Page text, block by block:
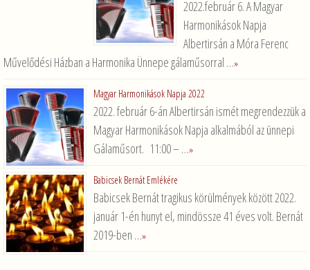
2022.február 6. A Magyar
Harmonikások Napja
Albertirsán a Móra Ferenc
Művelődési Házban a Harmonika Ünnepe gálaműsorral …»
Magyar Harmonikások Napja 2022
2022. február 6-án Albertirsán ismét megrendezzük a
Magyar Harmonikások Napja alkalmából az ünnepi
Gálaműsort. 11:00 – …»
Babicsek Bernát Emlékére
Babicsek Bernát tragikus körülmények között 2022.
január 1-én hunyt el, mindössze 41 éves volt. Bernát
2019-ben …»